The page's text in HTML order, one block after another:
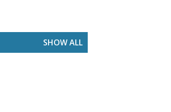
SHOW ALL